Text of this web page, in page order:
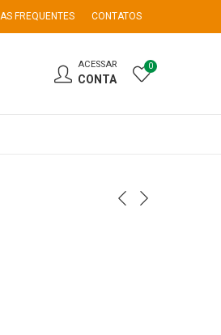
FREQUENTES CONTATOS
ACESSAR
CONTA
0